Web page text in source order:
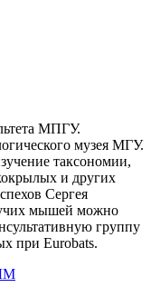
МПГУ.
музея МГУ.
таксономии,
и других
Сергея
мышей можно
группу
при Eurobats.